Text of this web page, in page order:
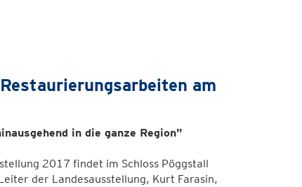
am
in die ganze Region"
2017 findet im Schloss Pöggstall
der Landesausstellung, Kurt Farasin,